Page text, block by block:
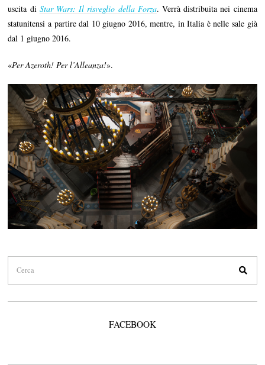
uscita di Star Wars: Il risveglio della Forza. Verrà distribuita nei cinema
statunitensi a partire dal 10 giugno 2016, mentre, in Italia è nelle sale già
dal 1 giugno 2016.
«Per Azeroth! Per l’Alleanza!».
FACEBOOK